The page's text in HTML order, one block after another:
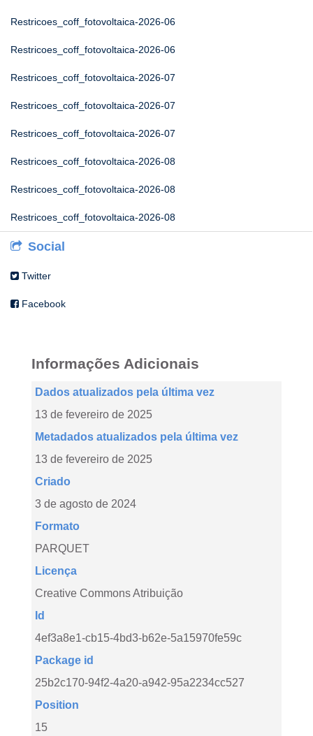
Restricoes_coff_fotovoltaica-2026-06
Restricoes_coff_fotovoltaica-2026-06
Restricoes_coff_fotovoltaica-2026-07
Restricoes_coff_fotovoltaica-2026-07
Restricoes_coff_fotovoltaica-2026-07
Restricoes_coff_fotovoltaica-2026-08
Restricoes_coff_fotovoltaica-2026-08
Restricoes_coff_fotovoltaica-2026-08
Social
Twitter
Facebook
Informações Adicionais
Dados atualizados pela última vez
13 de fevereiro de 2025
Metadados atualizados pela última vez
13 de fevereiro de 2025
Criado
3 de agosto de 2024
Formato
PARQUET
Licença
Creative Commons Atribuição
Id
4ef3a8e1-cb15-4bd3-b62e-5a15970fe59c
Package id
25b2c170-94f2-4a20-a942-95a2234cc527
Position
15